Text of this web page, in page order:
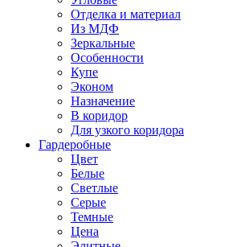
Отделка и материал
Из МДФ
Зеркальные
Особенности
Купе
Эконом
Назначение
В коридор
Для узкого коридора
Гардеробные
Цвет
Белые
Светлые
Серые
Темные
Цена